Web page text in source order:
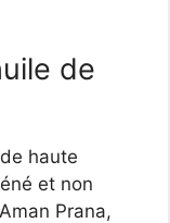
de
haute
et non
Prana,